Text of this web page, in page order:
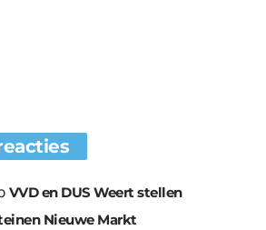
VVD en DUS Weert stellen
Nieuwe Markt